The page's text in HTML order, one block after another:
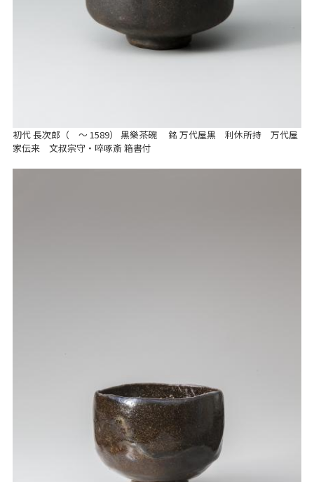
初代 長次郎（ ～ 1589） 黒樂茶碗 銘 万代屋黒 利休所持 万代屋
家伝来 文叔宗守・啐啄斎 箱書付